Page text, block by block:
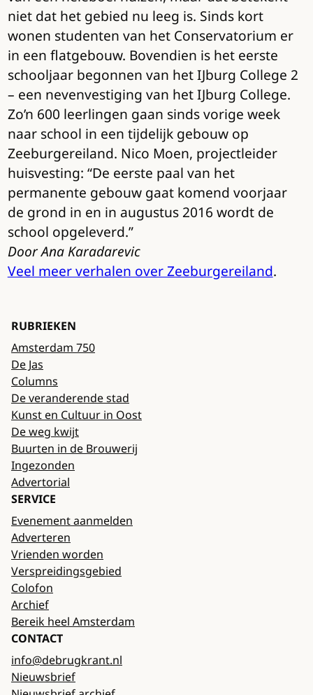
niet dat het gebied nu leeg is. Sinds kort
wonen studenten van het Conservatorium er
in een flatgebouw. Bovendien is het eerste
schooljaar begonnen van het IJburg College 2
– een nevenvestiging van het IJburg College.
Zo’n 600 leerlingen gaan sinds vorige week
naar school in een tijdelijk gebouw op
Zeeburgereiland. Nico Moen, projectleider
huisvesting: “De eerste paal van het
permanente gebouw gaat komend voorjaar
de grond in en in augustus 2016 wordt de
school opgeleverd.”
Door Ana Karadarevic
Veel meer verhalen over Zeeburgereiland.
RUBRIEKEN
Amsterdam 750
De Jas
Columns
De veranderende stad
Kunst en Cultuur in Oost
De weg kwijt
Buurten in de Brouwerij
Ingezonden
Advertorial
SERVICE
Evenement aanmelden
Adverteren
Vrienden worden
Verspreidingsgebied
Colofon
Archief
Bereik heel Amsterdam
CONTACT
info@debrugkrant.nl
Nieuwsbrief